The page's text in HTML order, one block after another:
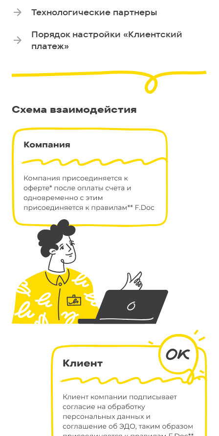
Технологические партнеры
Порядок настройки «Клиентский
платеж»
Схема взаимодейстия